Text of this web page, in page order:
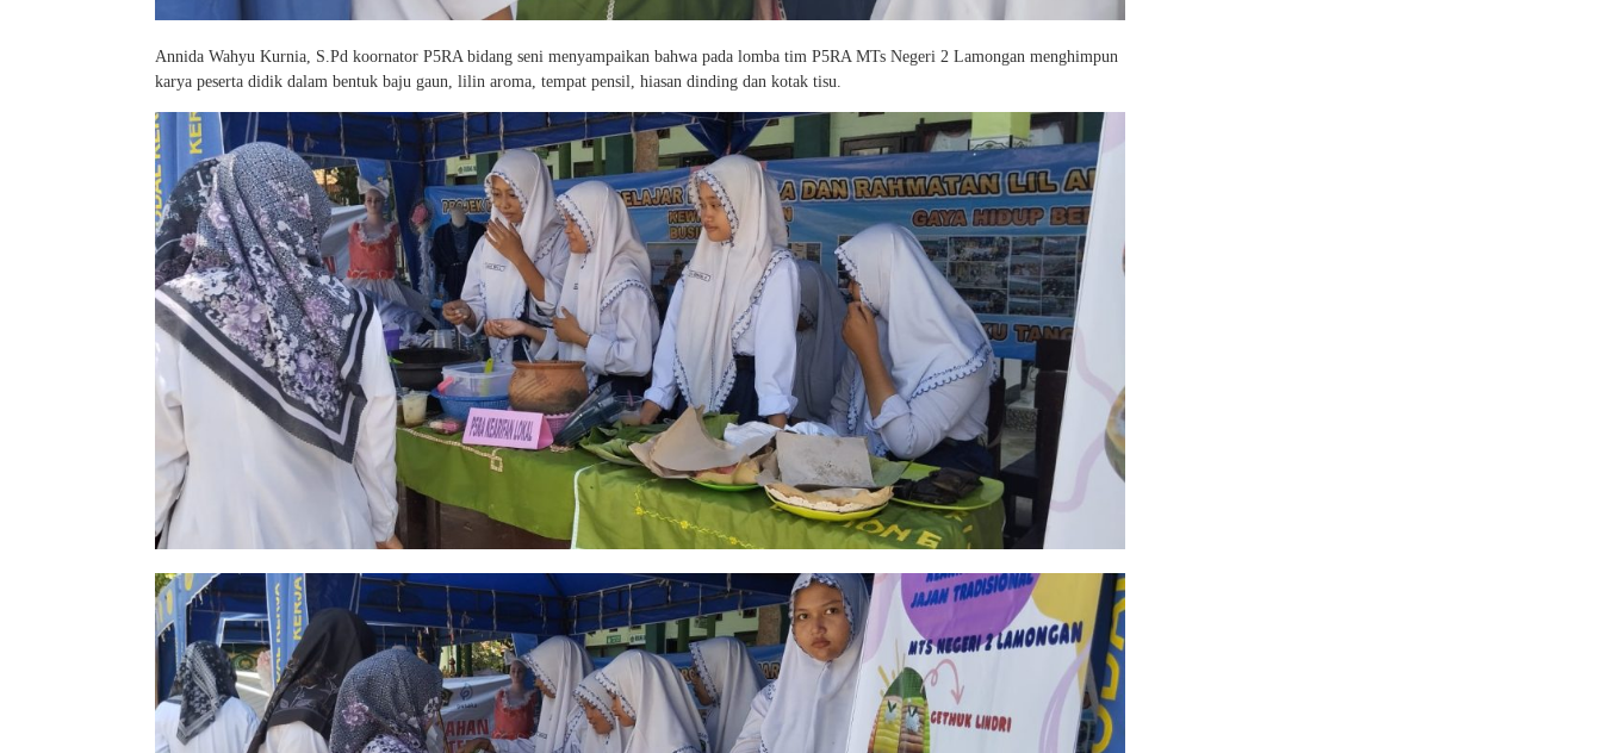
Annida Wahyu Kurnia, S.Pd koornator P5RA bidang seni menyampaikan bahwa pada lomba tim P5RA MTs Negeri 2 Lamongan menghimpun
karya peserta didik dalam bentuk baju gaun, lilin aroma, tempat pensil, hiasan dinding dan kotak tisu.